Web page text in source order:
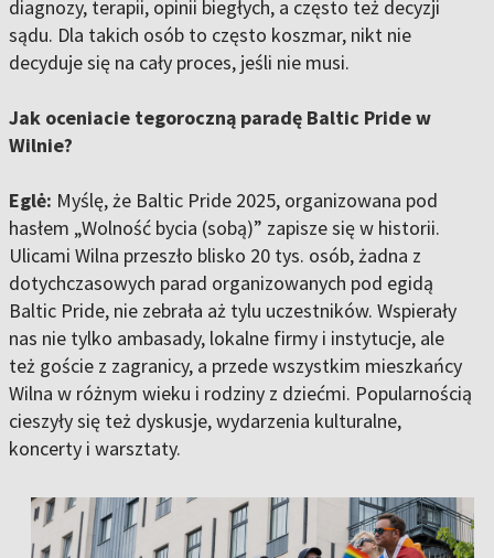
diagnozy, terapii, opinii biegłych, a często też decyzji
sądu. Dla takich osób to często koszmar, nikt nie
decyduje się na cały proces, jeśli nie musi.
Jak oceniacie tegoroczną paradę Baltic Pride w
Wilnie?
Eglė: Myślę, że Baltic Pride 2025, organizowana pod
hasłem „Wolność bycia (sobą)” zapisze się w historii.
Ulicami Wilna przeszło blisko 20 tys. osób, żadna z
dotychczasowych parad organizowanych pod egidą
Baltic Pride, nie zebrała aż tylu uczestników. Wspierały
nas nie tylko ambasady, lokalne firmy i instytucje, ale
też goście z zagranicy, a przede wszystkim mieszkańcy
Wilna w różnym wieku i rodziny z dziećmi. Popularnością
cieszyły się też dyskusje, wydarzenia kulturalne,
koncerty i warsztaty.